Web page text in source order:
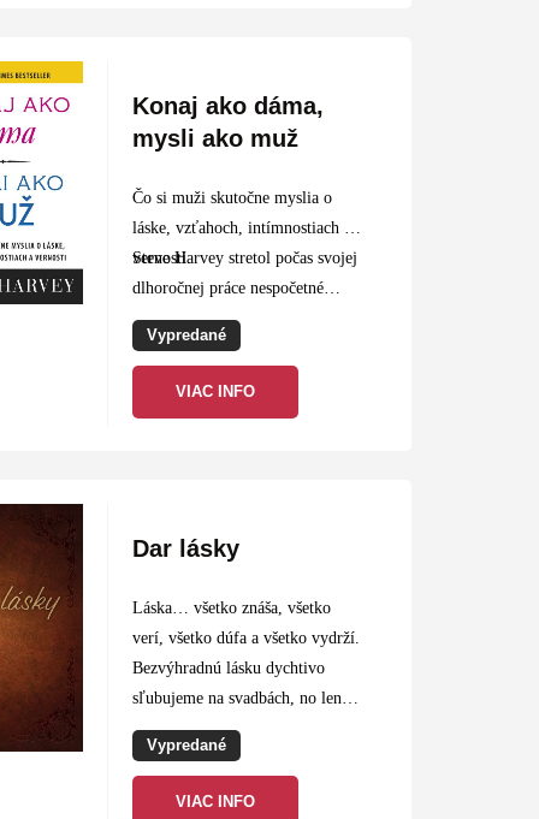
Konaj ako dáma,
mysli ako muž
Čo si muži skutočne myslia o
láske, vzťahoch, intímnostiach a
vernosti.
Steve Harvey stretol počas svojej
dlhoročnej práce nespočetné
množstvo žien, či už
prostredníctvom rubriky svojho
Vypredané
VIAC INFO
Dar lásky
Láska… všetko znáša, všetko
verí, všetko dúfa a všetko vydrží.
Bezvýhradnú lásku dychtivo
sľubujeme na svadbách, no len
zriedka ju praktizujeme v
skutočnom živote. V dôsledku
Vypredané
VIAC INFO